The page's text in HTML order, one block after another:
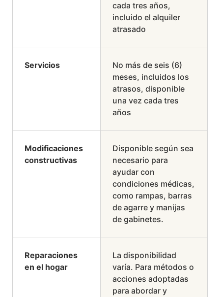
cada tres años,
incluido el alquiler
atrasado
Servicios
No más de seis (6)
meses, incluidos los
atrasos, disponible
una vez cada tres
años
Modificaciones
constructivas
Disponible según sea
necesario para
ayudar con
condiciones médicas,
como rampas, barras
de agarre y manijas
de gabinetes.
Reparaciones
en el hogar
La disponibilidad
varía. Para métodos o
acciones adoptadas
para abordar y